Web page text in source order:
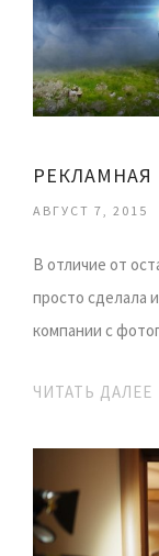
РЕКЛАМНАЯ
АВГУСТ 7, 2015
В отличие от
просто сделала
компании с
ЧИТАТЬ ДАЛЕЕ